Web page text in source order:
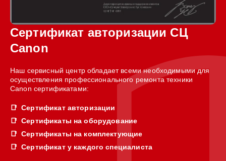
Сертификат авторизации СЦ
Canon
Наш сервисный центр обладает всеми необходимыми для
осуществления профессионального ремонта техники
Canon сертификатами:
Сертификат авторизации
Сертификаты на оборудование
Сертификаты на комплектующие
Сертификат у каждого специалиста